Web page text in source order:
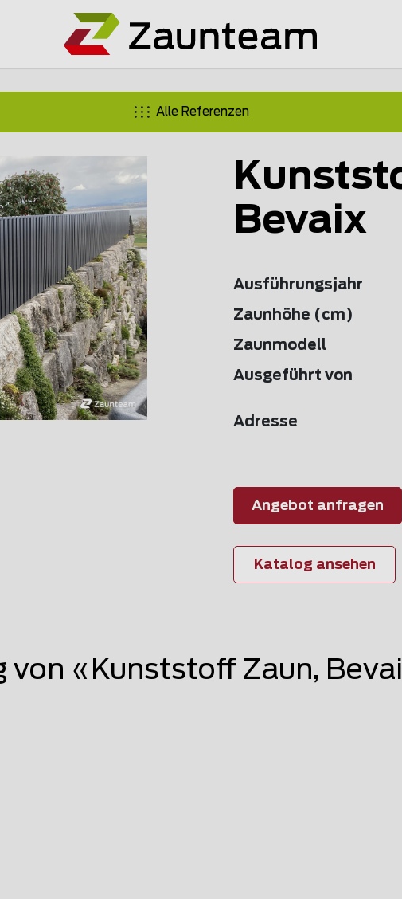
Alle Referenzen
Bevaix
Ausführungsjahr
Zaunhöhe (cm)
Zaunmodell
Ausgeführt von
Adresse
Angebot anfragen
Katalog ansehen
von «Kunststoff Zaun,